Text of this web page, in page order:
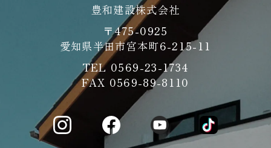
豊和建設株式会社
〒475-0925
愛知県半田市宮本町6-215-11
TEL0569-23-1734
FAX 0569-89-8110